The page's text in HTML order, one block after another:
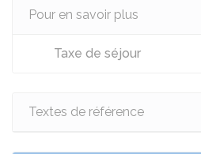
Pour en savoir plus
Taxe de séjour
Textes de référence